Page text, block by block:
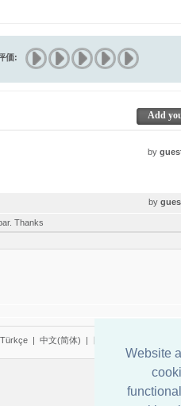
Website
価:
Add
by
by
Thanks
Türkçe | 中文(简体) | 日本語